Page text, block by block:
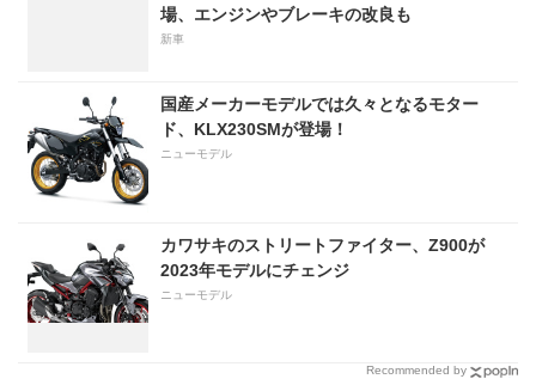
場、エンジンやブレーキの改良も
新車
国産メーカーモデルでは久々となるモター
ド、KLX230SMが登場！
ニューモデル
カワサキのストリートファイター、Z900が
2023年モデルにチェンジ
ニューモデル
Recommended by